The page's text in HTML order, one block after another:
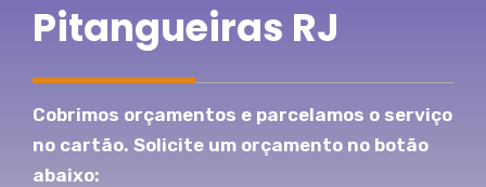
Pitangueiras RJ
Cobrimos orçamentos e parcelamos o serviço
no cartão. Solicite um orçamento no botão
abaixo: